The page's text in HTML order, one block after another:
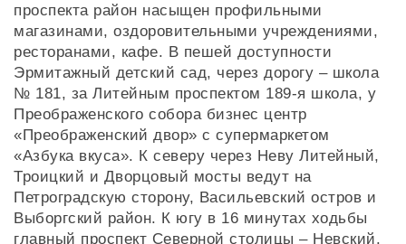
проспекта район насыщен профильными
магазинами, оздоровительными учреждениями,
ресторанами, кафе. В пешей доступности
Эрмитажный детский сад, через дорогу – школа
№ 181, за Литейным проспектом 189-я школа, у
Преображенского собора бизнес центр
«Преображенский двор» с супермаркетом
«Азбука вкуса». К северу через Неву Литейный,
Троицкий и Дворцовый мосты ведут на
Петроградскую сторону, Васильевский остров и
Выборгский район. К югу в 16 минутах ходьбы
главный проспект Северной столицы – Невский.